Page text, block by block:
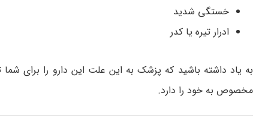
خستگی شدید
ادرار تیره یا کدر
به یاد داشته باشید که پزشک به این علت این دارو را برای
مخصوص به خود را دارد.